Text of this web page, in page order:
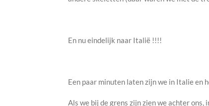
En nu eindelijk naar Italië !!!!
Een paar minuten laten zijn we in Italie en
Als we bij de grens zijn zien we achter